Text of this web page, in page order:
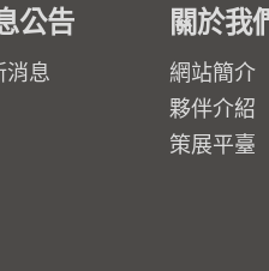
公告
消息
關於我
網站簡介
夥伴介紹
策展平臺